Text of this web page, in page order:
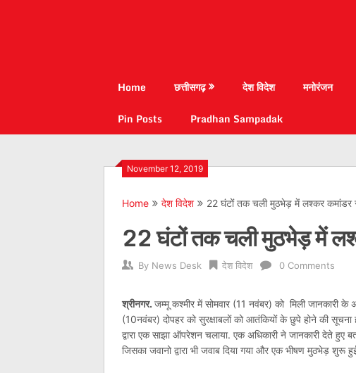
Home छत्तीसगढ़ देश विदेश मनोरंजन
Pin Posts
Pradhan Sampadak
November 12, 2019
Home देश विदेश 22 घंटों तक चली मुठभेड़ में लश्कर
22 घंटों तक चली मुठभेड़ में
By News Desk देश विदेश 0 Comments
श्रीनगर. जम्मू कश्मीर में सोमवार (11 नवंबर) को मिली जानकारी के
(10नवंबर) दोपहर को सुरक्षाबलों को आतंकियों के छुपे होने की
द्वारा एक साझा ऑपरेशन चलाया. एक अधिकारी ने जानकारी देते हुए
जिसका जवानो द्वारा भी जवाब दिया गया और एक भीषण मुठभेड़ शुरू